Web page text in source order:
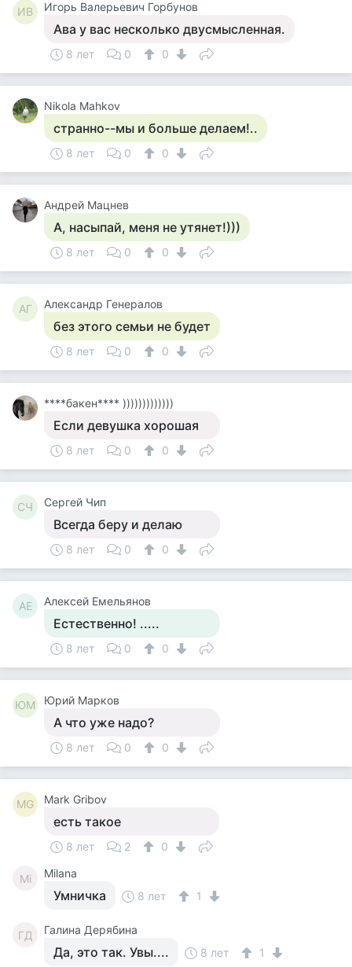
ИВ Игорь Валерьевич Горбунов
Ава у вас несколько двусмысленная.
8 лет 0 0
Nikola Mahkov
странно--мы и больше делаем!..
8 лет 0 0
Андрей Мацнев
А, насыпай, меня не утянет!)))
8 лет 0 0
АГ Александр Генералов
без этого семьи не будет
8 лет 0 0
****бакен**** )))))))))))))
Если девушка хорошая
8 лет 0 0
СЧ Сергей Чип
Всегда беру и делаю
8 лет 0 0
АЕ Алексей Емельянов
Естественно! .....
8 лет 0 0
ЮМ Юрий Марков
А что уже надо?
8 лет 0 0
MG Mark Gribov
есть такое
8 лет 2 0
Mi Milana
Умничка 8 лет 1
ГД Галина Дерябина
Да, это так. Увы.... 8 лет 1